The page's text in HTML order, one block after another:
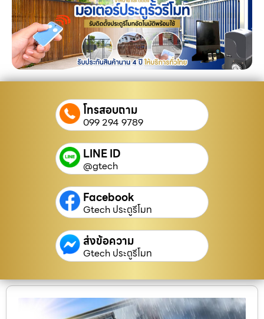
โทรสอบถาม
099 294 9789
LINE ID
@gtech
Facebook
Gtech ประตูรีโมท
ส่งข้อความ
Gtech ประตูรีโมท